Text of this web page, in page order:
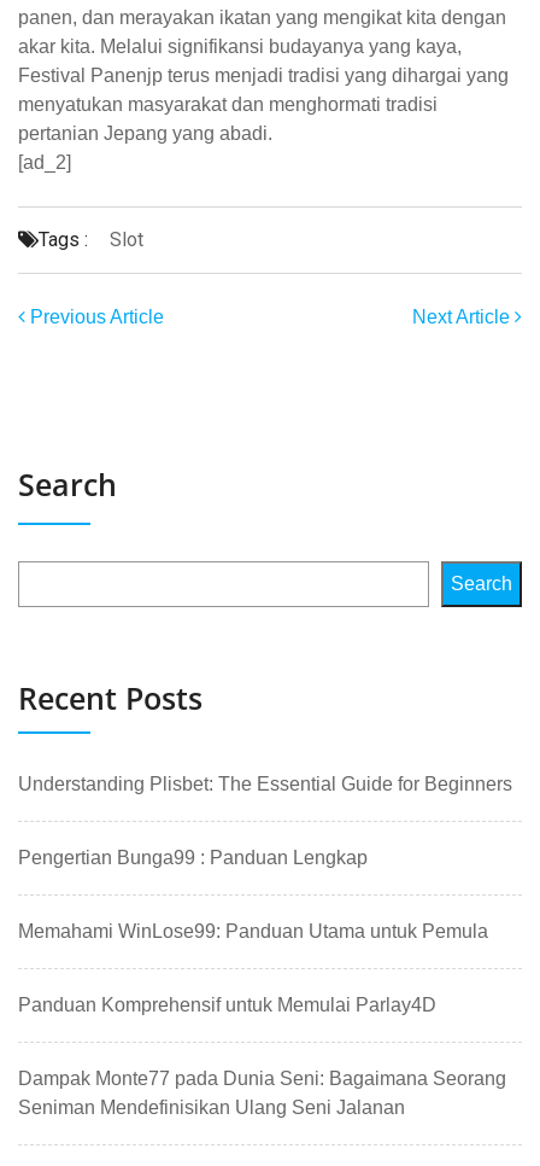
panen, dan merayakan ikatan yang mengikat kita dengan
akar kita. Melalui signifikansi budayanya yang kaya,
Festival Panenjp terus menjadi tradisi yang dihargai yang
menyatukan masyarakat dan menghormati tradisi
pertanian Jepang yang abadi.
[ad_2]
Tags : Slot
Previous Article Next Article
Search
Search
Recent Posts
Understanding Plisbet: The Essential Guide for Beginners
Pengertian Bunga99 : Panduan Lengkap
Memahami WinLose99: Panduan Utama untuk Pemula
Panduan Komprehensif untuk Memulai Parlay4D
Dampak Monte77 pada Dunia Seni: Bagaimana Seorang
Seniman Mendefinisikan Ulang Seni Jalanan